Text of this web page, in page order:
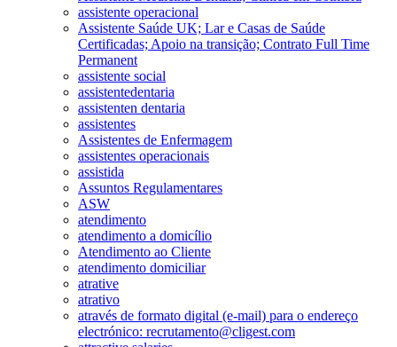
assistente operacional
Assistente Saúde UK; Lar e Casas de Saúde
Certificadas; Apoio na transição; Contrato Full Time
Permanent
assistente social
assistentedentaria
assistenten dentaria
assistentes
Assistentes de Enfermagem
assistentes operacionais
assistida
Assuntos Regulamentares
ASW
atendimento
atendimento a domicílio
Atendimento ao Cliente
atendimento domiciliar
atrative
atrativo
através de formato digital (e-mail) para o endereço
electrónico: recrutamento@cligest.com